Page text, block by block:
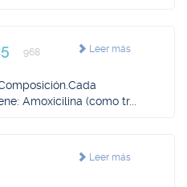
Leer más
968
Amoxicilina (como tr...
Leer más